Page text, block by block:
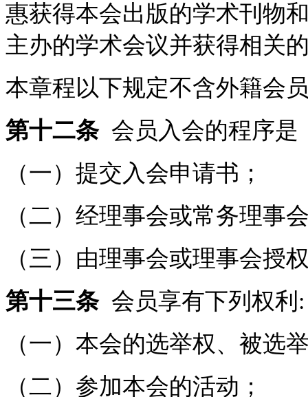
惠获得本会出版的学术刊物
主办的学术会议并获得相关
本章程以下规定不含外籍会
第十二条会员入会的程序是
（一）提交入会申请书；
（二）经理事会或常务理事
（三）由理事会或理事会授
第十三条会员享有下列权利:
（一）本会的选举权、被选
（二）参加本会的活动；